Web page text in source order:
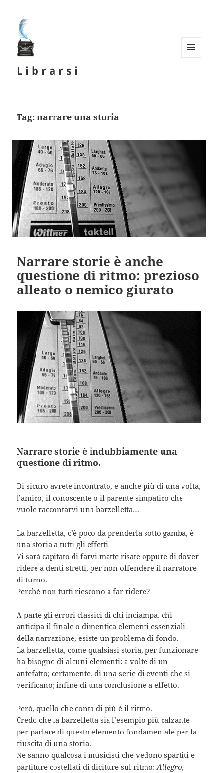
L i b r a r s i
Tag:narrare una storia
Narrare storie è anche
questione di ritmo: prezioso
alleato o nemico giurato
Narrare storie è indubbiamente una
questione di ritmo.
Di sicuro avrete incontrato, e anche più di una volta,
l’amico, il conoscente o il parente simpatico che
vuole raccontarvi una barzelletta…
La barzelletta, c’è poco da prenderla sotto gamba, è
una storia a tutti gli effetti.
Vi sarà capitato di farvi matte risate oppure di dover
ridere a denti stretti, per non offendere il narratore
di turno.
Perché non tutti riescono a far ridere?
A parte gli errori classici di chi inciampa, chi
anticipa il finale o dimentica elementi essenziali
della narrazione, esiste un problema di fondo.
La barzelletta, come qualsiasi storia, per funzionare
ha bisogno di alcuni elementi: a volte di un
antefatto; certamente, di una serie di eventi che si
verificano; infine di una conclusione a effetto.
Però, quello che conta di più è il ritmo.
Credo che la barzelletta sia l’esempio più calzante
per parlare di questo elemento fondamentale per la
riuscita di una storia.
Ne sanno qualcosa i musicisti che vedono spartiti e
partiture costellati di diciture sul ritmo:Allegro,